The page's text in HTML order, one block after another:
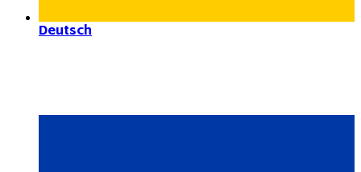
Deutsch